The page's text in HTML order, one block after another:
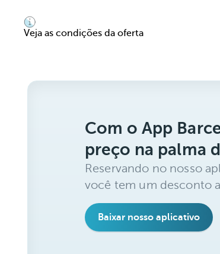
Veja as condições da oferta
Com o App
preço na palma
Reservando no nosso
você tem um desconto
Baixar nosso aplicativo